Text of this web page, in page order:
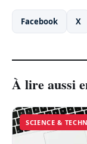
Facebook X
À lire aussi
SCIENCE &